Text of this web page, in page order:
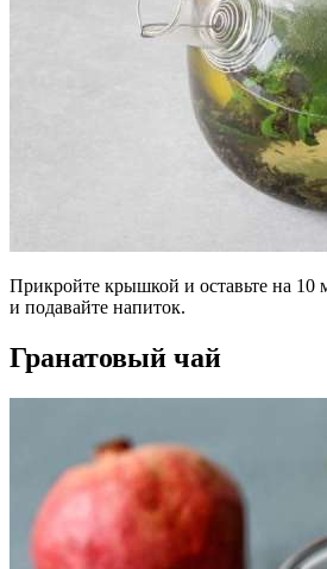
Прикройте крышкой и оставьте на 10
и подавайте напиток.
Гранатовый чай